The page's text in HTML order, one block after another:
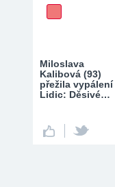
Miloslava
Kalibová (93)
přežila vypálení
Lidic: Děsivé…